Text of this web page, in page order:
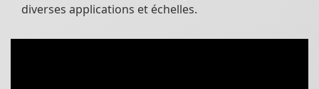
diverses applications et échelles.